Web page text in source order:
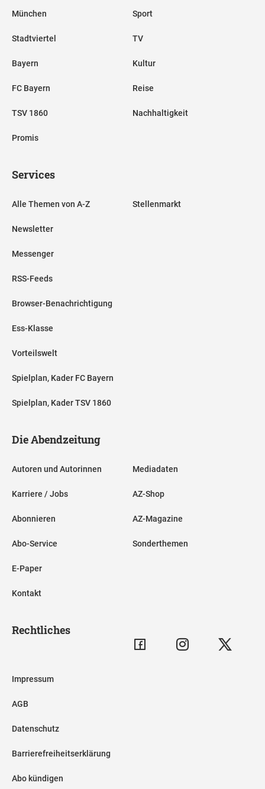
München
Stadtviertel
Bayern
FC Bayern
TSV 1860
Promis
Sport
TV
Kultur
Reise
Nachhaltigkeit
Services
Alle Themen von A-Z
Newsletter
Messenger
RSS-Feeds
Browser-Benachrichtigung
Ess-Klasse
Vorteilswelt
Spielplan, Kader FC Bayern
Spielplan, Kader TSV 1860
Stellenmarkt
Die Abendzeitung
Autoren und Autorinnen
Karriere / Jobs
Abonnieren
Abo-Service
E-Paper
Kontakt
Mediadaten
AZ-Shop
AZ-Magazine
Sonderthemen
Rechtliches
Impressum
AGB
Datenschutz
Barrierefreiheitserklärung
Abo kündigen